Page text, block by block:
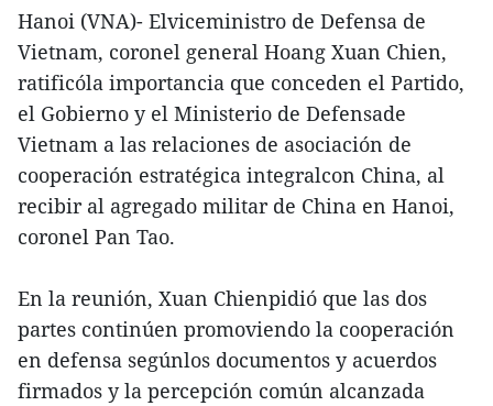
Hanoi (VNA)- Elviceministro de Defensa de
Vietnam, coronel general Hoang Xuan Chien,
ratificóla importancia que conceden el Partido,
el Gobierno y el Ministerio de Defensade
Vietnam a las relaciones de asociación de
cooperación estratégica integralcon China, al
recibir al agregado militar de China en Hanoi,
coronel Pan Tao.
En la reunión, Xuan Chienpidió que las dos
partes continúen promoviendo la cooperación
en defensa segúnlos documentos y acuerdos
firmados y la percepción común alcanzada